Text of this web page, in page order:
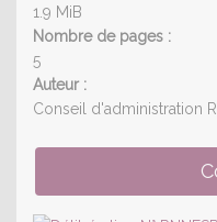
1.9 MiB
Nombre de pages :
5
Auteur :
Conseil d'administration